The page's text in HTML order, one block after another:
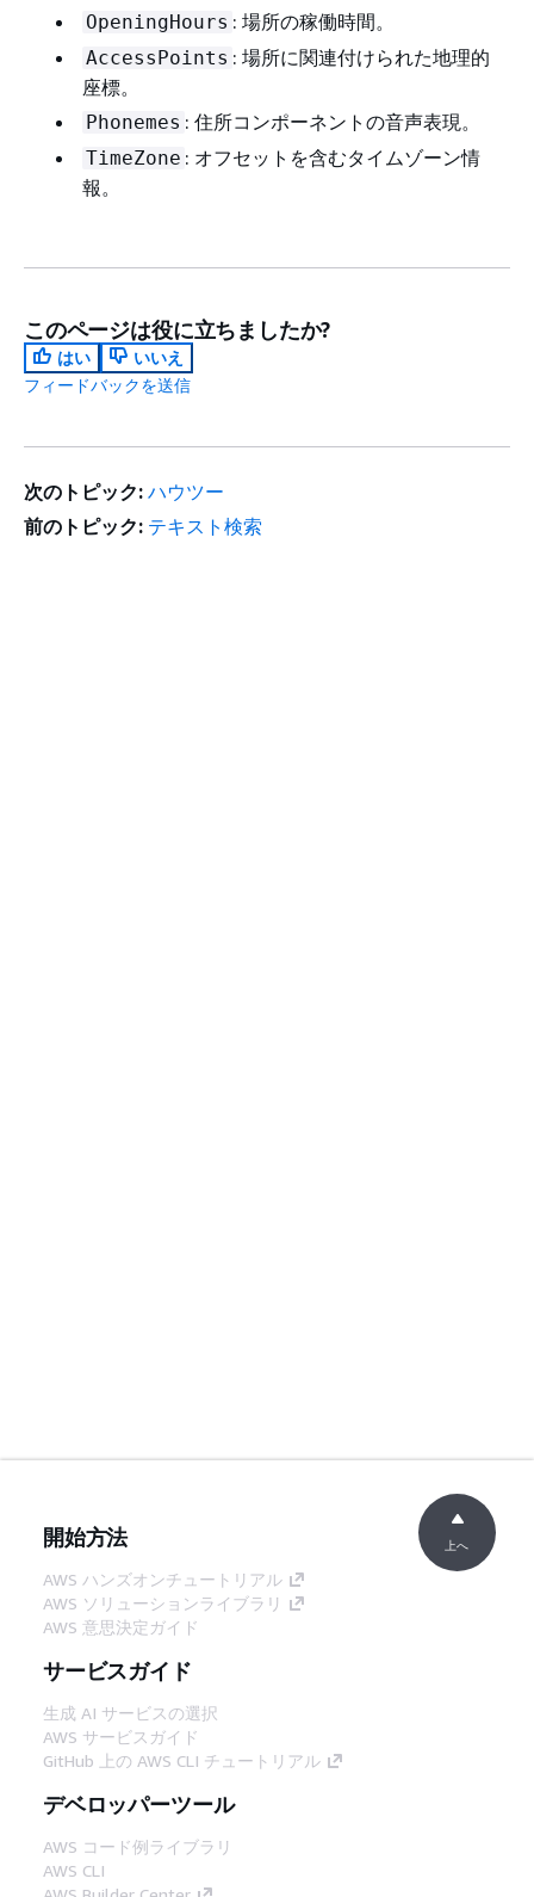
OpeningHours : 場所の稼働時間。
AccessPoints : 場所に関連付けられた地理的
座標。
Phonemes : 住所コンポーネントの音声表現。
TimeZone : オフセットを含むタイムゾーン情
報。
このページは役に立ちましたか?
はい
いいえ
フィードバックを送信
次のトピック: ハウツー
前のトピック: テキスト検索
開始方法
AWS ハンズオンチュートリアル
AWS ソリューションライブラリ
AWS 意思決定ガイド
サービスガイド
生成 AI サービスの選択
AWS サービスガイド
GitHub 上の AWS CLI チュートリアル
デベロッパーツール
AWS コード例ライブラリ
AWS CLI
上へ